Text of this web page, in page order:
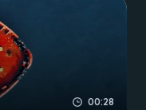
00:28